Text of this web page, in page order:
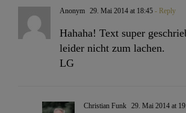
Anonym 29. Mai 2014 at 18:45 - Reply
Hahaha! Text super
leider nicht zum lachen.
LG
Christian Funk 29. Mai 2014 at